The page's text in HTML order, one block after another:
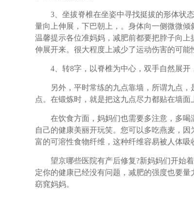
3、坐拔脊椎在坐姿中寻找挺拔的形体状态
量向上伸展，下巴朝上，。身体向一侧微微
温馨提示各位准妈妈，减肥前都要把脖子向
伸展开来。很大程度上减少了运动伤害的可能
4、转8字，以脊椎为中心，双手自然展开
另外，平时常练的九点靠墙，所谓九点，
点。在锻炼时，就是把这九点尽力都贴在墙面
在饮食方面，妈妈们也需要多注意，多喝
自己的健康美丽开玩笑。您可以多吃燕麦，
富的可溶性食物纤维，这种纤维容易被人体吸
望京哪些医院有产后修复?新妈妈们开始着
定你的健康已经没有问题，减肥的强度也要
窈窕妈妈。